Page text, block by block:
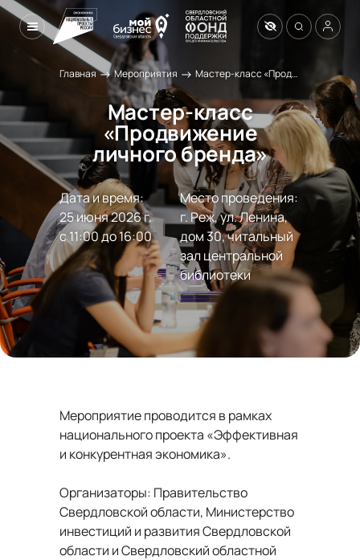
Главная→Мероприятия → Мастер-класс «Продвижение личного бренда»
Мастер-класс
«Продвижение
личного бренда»
Дата и время:
25 июня 2026 г.
с 11:00 до 16:00
Место проведения:
г. Реж, ул. Ленина,
дом 30, читальный
зал центральной
библиотеки
Мероприятие проводится в рамках
национального проекта «Эффективная
и конкурентная экономика».
Организаторы: Правительство
Свердловской области, Министерство
инвестиций и развития Свердловской
области и Свердловский областной